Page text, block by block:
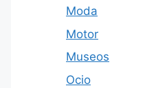
Moda
Motor
Museos
Ocio